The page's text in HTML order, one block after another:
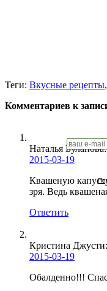
Теги: Вкусные рецепты,
Комментариев к
Наталья Буланова:
2015-03-19
Квашеную
зря. Ведь
Ответить
Кристина Джусти:
2015-03-19
Обалденно!!!